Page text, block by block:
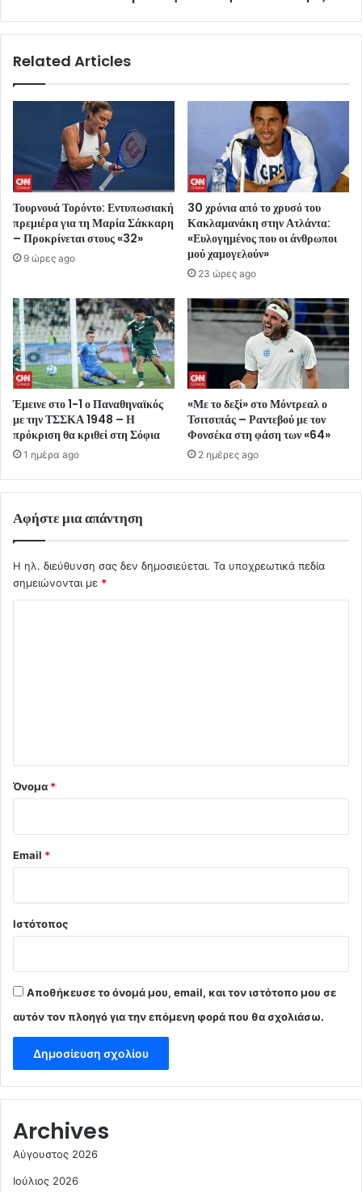
Related Articles
Τουρνουά Τορόντο: Εντυπωσιακή
πρεμιέρα για τη Μαρία Σάκκαρη
– Προκρίνεται στους «32»
9 ώρες ago
30 χρόνια από το χρυσό του
Κακλαμανάκη στην Ατλάντα:
«Ευλογημένος που οι άνθρωποι
μού χαμογελούν»
23 ώρες ago
Έμεινε στο 1-1 ο Παναθηναϊκός
με την ΤΣΣΚΑ 1948 – Η
πρόκριση θα κριθεί στη Σόφια
1 ημέρα ago
«Με το δεξί» στο Μόντρεαλ ο
Τσιτσιπάς – Ραντεβού με τον
Φονσέκα στη φάση των «64»
2 ημέρες ago
Αφήστε μια απάντηση
Η ηλ. διεύθυνση σας δεν δημοσιεύεται. Τα υποχρεωτικά πεδία
σημειώνονται με *
Όνομα *
Email *
Ιστότοπος
Αποθήκευσε το όνομά μου, email, και τον ιστότοπο μου σε
αυτόν τον πλοηγό για την επόμενη φορά που θα σχολιάσω.
Archives
Αύγουστος 2026
Ιούλιος 2026